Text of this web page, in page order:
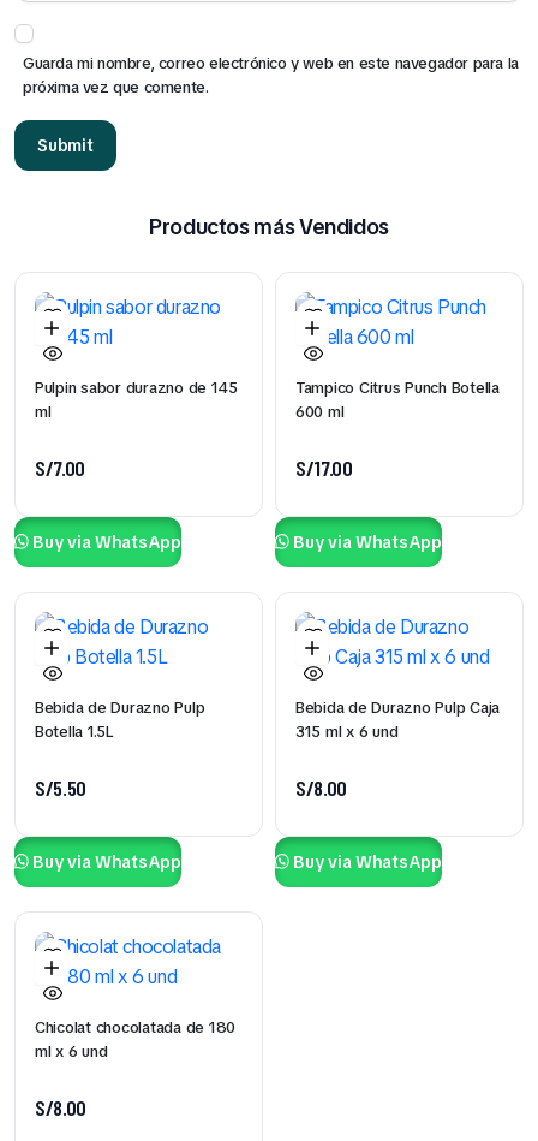
Guarda mi nombre, correo electrónico y web en este navegador para la
próxima vez que comente.
Productos más Vendidos
Pulpin sabor durazno de 145
ml
S/7.00
Buy via WhatsApp
Tampico Citrus Punch Botella
600 ml
S/17.00
Buy via WhatsApp
Bebida de Durazno Pulp
Botella 1.5L
S/5.50
Buy via WhatsApp
Bebida de Durazno Pulp Caja
315 ml x 6 und
S/8.00
Buy via WhatsApp
Chicolat chocolatada de 180
ml x 6 und
S/8.00